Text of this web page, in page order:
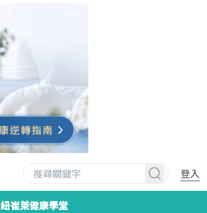
登入
紐崔萊健康學堂